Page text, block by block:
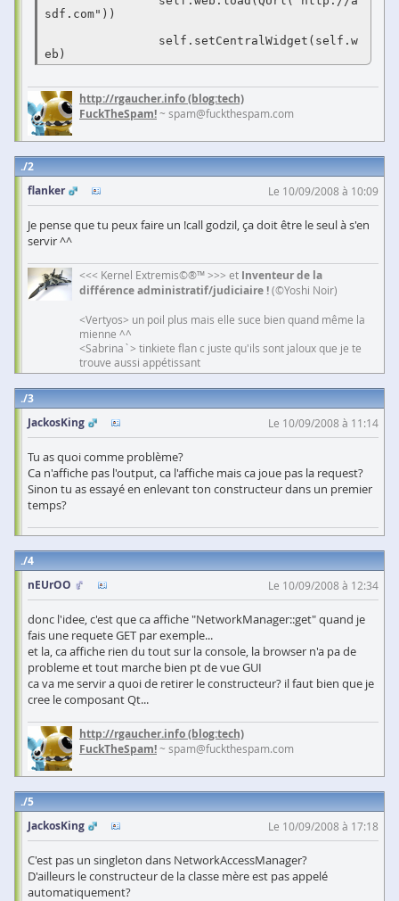
sdf.com"))
eb)
http://rgaucher.info(blog:tech)
FuckTheSpam!~ spam@fuckthespam.com
2
flanker
Le 10/09/2008 à 10:09
Je pense que tu peux faire un !call godzil, ça doit être le seul à s'en
servir ^^
<<< Kernel Extremis©®™ >>> et Inventeur de la
différence administratif/judiciaire !(©Yoshi Noir)
<Vertyos> un poil plus mais elle suce bien quand même la
mienne ^^
<Sabrina`> tinkiete flan c juste qu'ils sont jaloux que je te
trouve aussi appétissant
3
JackosKing
Le 10/09/2008 à 11:14
Tu as quoi comme problème?
Ca n'affiche pas l'output, ca l'affiche mais ca joue pas la request?
Sinon tu as essayé en enlevant ton constructeur dans un premier
temps?
4
nEUrOO
Le 10/09/2008 à 12:34
donc l'idee, c'est que ca affiche "NetworkManager::get" quand je
fais une requete GET par exemple...
et la, ca affiche rien du tout sur la console, la browser n'a pa de
probleme et tout marche bien pt de vue GUI
ca va me servir a quoi de retirer le constructeur? il faut bien que je
cree le composant Qt...
http://rgaucher.info(blog:tech)
FuckTheSpam!~ spam@fuckthespam.com
5
JackosKing
Le 10/09/2008 à 17:18
C'est pas un singleton dans NetworkAccessManager?
D'ailleurs le constructeur de la classe mère est pas appelé
automatiquement?